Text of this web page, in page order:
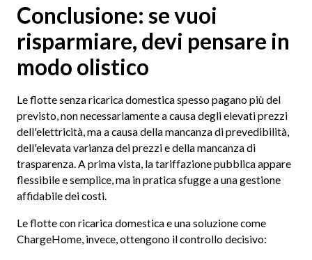
Conclusione: se vuoi
risparmiare, devi pensare in
modo olistico
Le flotte senza ricarica domestica spesso pagano più del
previsto, non necessariamente a causa degli elevati prezzi
dell'elettricità, ma a causa della mancanza di prevedibilità,
dell'elevata varianza dei prezzi e della mancanza di
trasparenza. A prima vista, la tariffazione pubblica appare
flessibile e semplice, ma in pratica sfugge a una gestione
affidabile dei costi.
Le flotte con ricarica domestica e una soluzione come
ChargeHome, invece, ottengono il controllo decisivo: